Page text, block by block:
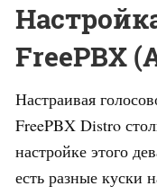
FreePBX
Настраивая
FreePBX Distro
настройке этого
есть разные куски